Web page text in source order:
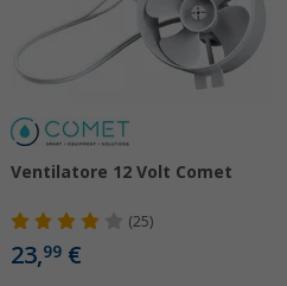
Ventilatore 12 Volt Comet
(25)
23,99€